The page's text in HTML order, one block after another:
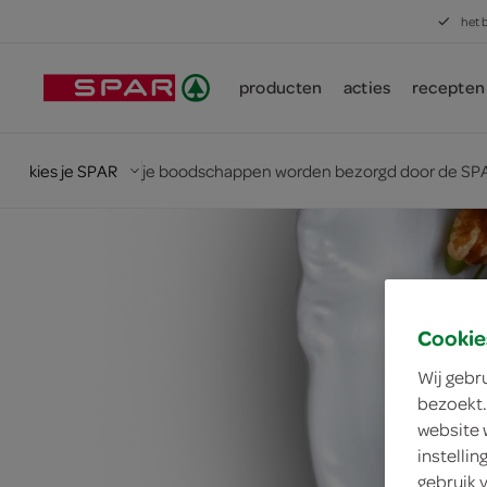
het
producten acties recepten
kies je SPAR je boodschappen worden bezorgd door de
Wij
website
gebruik